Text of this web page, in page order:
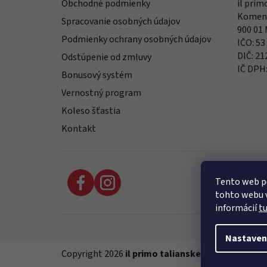
Tento web
tohto webu
informáciítu
Obchodné podmienky
Spracovanie osobných údajov
Podmienky ochrany osobných údajov
Odstúpenie od zmluvy
Bonusový systém
Vernostný program
Koleso šťastia
Kontakt
il
900 01
IČO:
DIČ:
IČ
Copyright 2026 il primo talianske potraviny.